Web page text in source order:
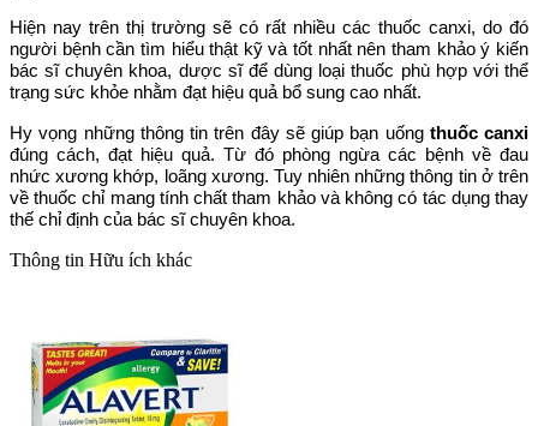
Hiện nay trên thị trường sẽ có rất nhiều các thuốc canxi, do đó
người bệnh cần tìm hiểu thật kỹ và tốt nhất nên tham khảo ý kiến
bác sĩ chuyên khoa, dược sĩ để dùng loại thuốc phù hợp với thể
trạng sức khỏe nhằm đạt hiệu quả bổ sung cao nhất.
Hy vọng những thông tin trên đây sẽ giúp bạn uốngthuốc canxi
đúng cách, đạt hiệu quả. Từ đó phòng ngừa các bệnh về đau
nhức xương khớp, loãng xương. Tuy nhiên những thông tin ở trên
về thuốc chỉ mang tính chất tham khảo và không có tác dụng thay
thế chỉ định của bác sĩ chuyên khoa.
Thông tin Hữu ích khác